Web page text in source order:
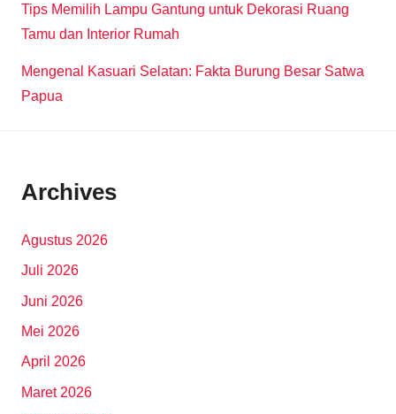
Tips Memilih Lampu Gantung untuk Dekorasi Ruang
Tamu dan Interior Rumah
Mengenal Kasuari Selatan: Fakta Burung Besar Satwa
Papua
Archives
Agustus 2026
Juli 2026
Juni 2026
Mei 2026
April 2026
Maret 2026